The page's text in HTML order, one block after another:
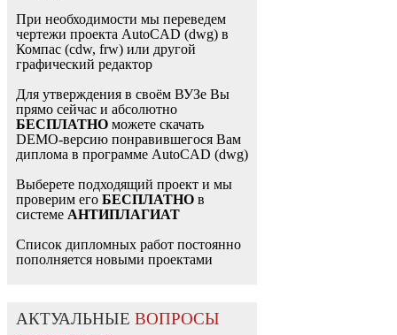
При необходимости мы переведем
чертежи проекта AutoCAD (dwg) в
Компас (cdw, frw) или другой
графический редактор
Для утверждения в своём ВУЗе Вы
прямо сейчас и абсолютно
БЕСПЛАТНО можете скачать
DEMO-версию понравившегося Вам
диплома в программе AutoCAD (dwg)
Выберете подходящий проект и мы
проверим его БЕСПЛАТНО в
системе АНТИПЛАГИАТ
Список дипломных работ постоянно
пополняется новыми проектами
АКТУАЛЬНЫЕ ВОПРОСЫ